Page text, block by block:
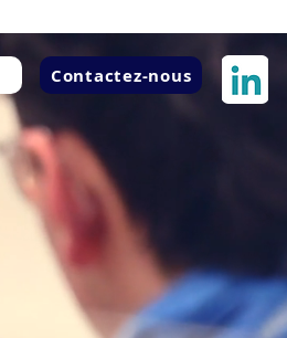
Contactez-nous